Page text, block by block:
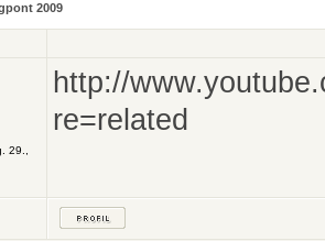
2009
29.,
http://
re=related